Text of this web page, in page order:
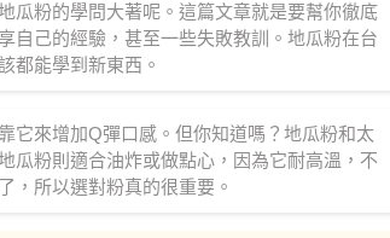
瓜粉的學問大著呢。這篇文章就是要幫你徹底
自己的經驗，甚至一些失敗教訓。地瓜粉在台
都能學到新東西。
它來增加Q彈口感。但你知道嗎？地瓜粉和太
瓜粉則適合油炸或做點心，因為它耐高溫，不
，所以選對粉真的很重要。